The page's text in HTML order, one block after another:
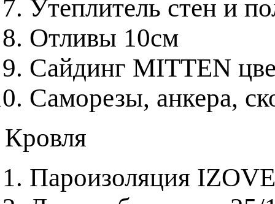
Утеплитель стен и
Отливы 10см
Сайдинг MITTEN
Саморезы, анкера,
Кровля
Пароизоляция